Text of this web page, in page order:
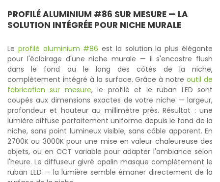
PROFILÉ ALUMINIUM #86 SUR MESURE — LA
SOLUTION INTÉGRÉE POUR NICHE MURALE
Le profilé aluminium #86 est la solution la plus élégante
pour l'éclairage d'une niche murale — il s'encastre flush
dans le fond ou le long des côtés de la niche,
complètement intégré à la surface. Grâce à notreoutil de
fabrication sur mesure, le profilé et le ruban LED sont
coupés aux dimensions exactes de votre niche — largeur,
profondeur et hauteur au millimètre près. Résultat : une
lumière diffuse parfaitement uniforme depuis le fond de la
niche, sans point lumineux visible, sans câble apparent. En
2700K ou 3000K pour une mise en valeur chaleureuse des
objets, ou en CCT variable pour adapter l'ambiance selon
l'heure. Le diffuseur givré opalin masque complètement le
ruban LED — la lumière semble émaner directement de la